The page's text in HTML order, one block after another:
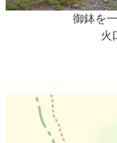
御鉢を
火